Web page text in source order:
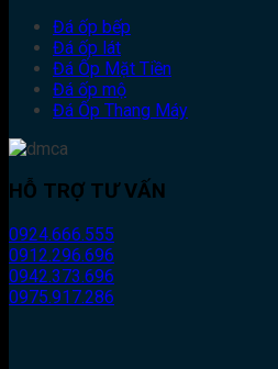
Đá ốp bếp
Đá ốp lát
Đá Ốp Mặt Tiền
Đá ốp mộ
Đá Ốp Thang Máy
HỖ TRỢ TƯ VẤN
0924.666.555
0912.296.696
0942.373.696
0975.917.286